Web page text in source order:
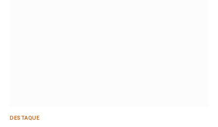
DESTAQUE